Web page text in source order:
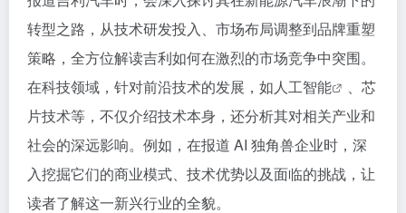
转型之路，从技术研发投入、市场布局调整到品牌重塑
策略，全方位解读吉利如何在激烈的市场竞争中突围。
在科技领域，针对前沿技术的发展，如人工智能
、芯
片技术等，不仅介绍技术本身，还分析其对相关产业和
社会的深远影响。例如，在报道 AI 独角兽企业时，深
入挖掘它们的商业模式、技术优势以及面临的挑战，让
读者了解这一新兴行业的全貌。